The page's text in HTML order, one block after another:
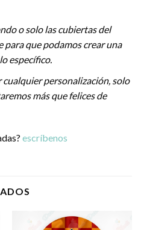
o solo las cubiertas del
para que podamos crear una
específico.
cualquier personalización, solo
más que felices de
escríbenos